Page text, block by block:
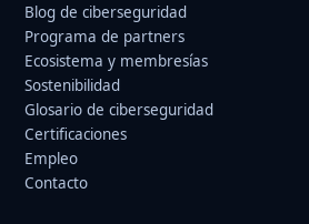
Blog de ciberseguridad
Programa de partners
Ecosistema y membresías
Sostenibilidad
Glosario de ciberseguridad
Certificaciones
Empleo
Contacto